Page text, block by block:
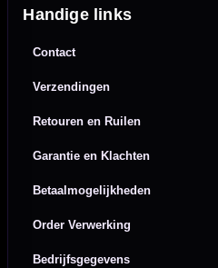
Handige links
Contact
Verzendingen
Retouren en Ruilen
Garantie en Klachten
Betaalmogelijkheden
Order Verwerking
Bedrijfsgegevens